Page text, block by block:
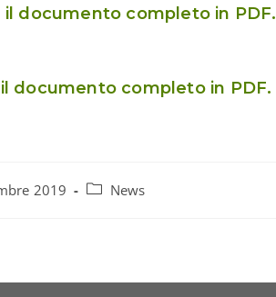
il documento completo in PDF.
documento completo in PDF.
2019 News